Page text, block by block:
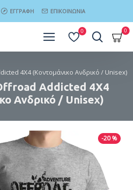
ΕΓΓΡΑΦΉ ΕΠΙΚΟΙΝΩΝΊΑ
0 0
4X4 (Κοντομάνικο Ανδρικό / Unisex)
Addicted 4X4
Ανδρικό / Unisex)
-20 %